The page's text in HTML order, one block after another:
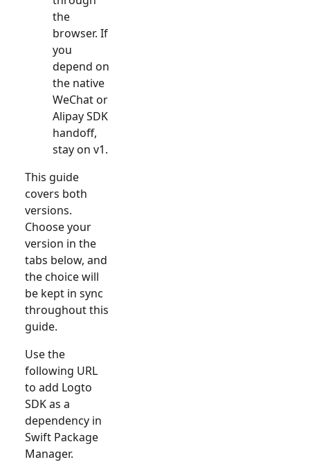
the
browser. If
you
depend on
the native
WeChat or
Alipay SDK
handoff,
stay on v1.
This guide
covers both
versions.
Choose your
version in the
tabs below, and
the choice will
be kept in sync
throughout this
guide.
Use the
following URL
to add Logto
SDK as a
dependency in
Swift Package
Manager.